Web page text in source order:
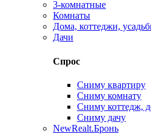
3-комнатные
Комнаты
Дома, коттеджи,
Дачи
Спрос
Сниму квартиру
Сниму комнату
Сниму коттедж,
Сниму дачу
NewRealt.Бронь